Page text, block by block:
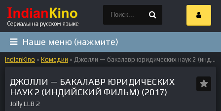
Наше меню (нажмите)
IndianKino » Комедии » Джолли — бакалавр юридических наук 2 (индийский фильм) (2017)
ДЖОЛЛИ — БАКАЛАВР ЮРИДИЧЕСКИХ
НАУК 2 (ИНДИЙСКИЙ ФИЛЬМ) (2017)
Jolly LLB 2